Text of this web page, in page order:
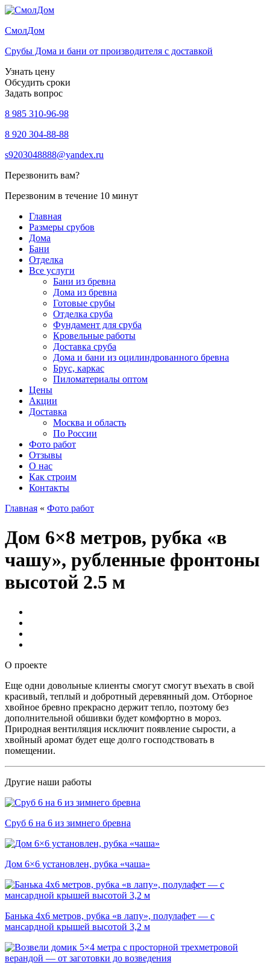
СмолДом
Срубы Дома и бани от производителя с доставкой
Узнать цену
Обсудить сроки
Задать вопрос
8 985 310-96-98
8 920 304-88-88
s9203048888@yandex.ru
Перезвонить вам?
Перезвоним в течение 10 минут
Главная
Размеры срубов
Дома
Бани
Отделка
Все услуги
Бани из бревна
Дома из бревна
Готовые срубы
Отделка сруба
Фундамент для сруба
Кровельные работы
Доставка сруба
Дома и бани из оцилиндрованного бревна
Брус, каркас
Пиломатериалы оптом
Цены
Акции
Доставка
Москва и область
По России
Фото работ
Отзывы
О нас
Как строим
Контакты
Главная « Фото работ
Дом 6×8 метров, рубка «в
чашу», рубленные фронтоны
высотой 2.5 м
О проекте
Еще одни довольные клиенты смогут смогут въехать в свой
красивый, теплый и добротный деревянный дом. Отборное
хвойное бревно прекрасно держит тепло, поэтому без
дополнительной обшивки будет комфортно в мороз.
Природная вентиляция исключит появление сырости, а
хвойный аромат будет еще долго господствовать в
помещении.
Другие наши работы
Сруб 6 на 6 из зимнего бревна
Дом 6×6 установлен, рубка «чаша»
Банька 4х6 метров, рубка «в лапу», полулафет — с
мансардной крышей высотой 3,2 м